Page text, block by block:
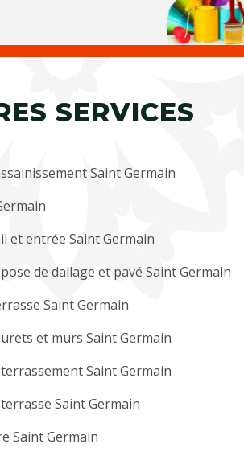
SERVICES
Saint Germain
et entrée Saint Germain
de dallage et pavé Saint Germain
Saint Germain
et murs Saint Germain
Saint Germain
Saint Germain
Saint Germain